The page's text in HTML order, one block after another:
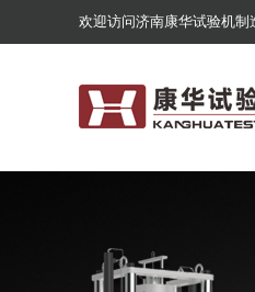
欢迎访问济南康华试验机制